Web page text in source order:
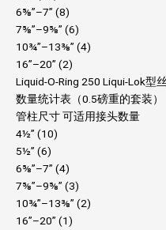
6⅝”–7” (8)
7⅝”–9⅝” (6)
10¾”–13⅜” (4)
16”–20” (2)
Liquid-O-Ring 250 Liqui-Lok
数量统计表（0.5磅重的套装）
管柱尺寸 可适用接头数量
4½” (10)
5½” (6)
6⅝”–7” (4)
7⅝”–9⅝” (3)
10¾”–13⅜” (2)
16”–20” (1)